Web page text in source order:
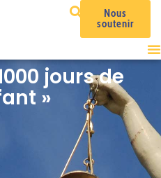
Nous
soutenir
jours de
»